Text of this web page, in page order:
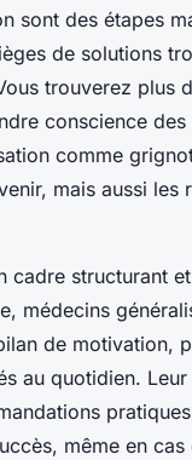
sont des étapes
de solutions
trouverez plus
conscience des
comme
mais aussi les
cadre structurant
médecins
de motivation,
au quotidien.
même en